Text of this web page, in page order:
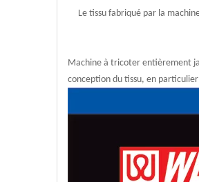
Le tissu fabriqué par la
Machine à tricoter entièrement
conception du tissu, en